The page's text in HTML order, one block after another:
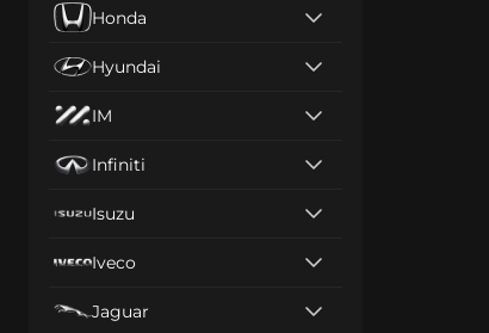
Honda
Hyundai
IM
Infiniti
Isuzu
Iveco
Jaguar